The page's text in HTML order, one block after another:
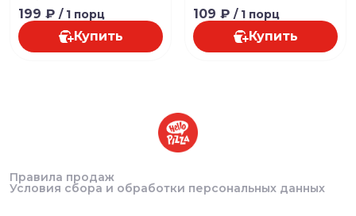
199 ₽ / 1 порц
Купить
109 ₽ / 1 порц
Купить
Правила продаж
Условия сбора и обработки персональных данных